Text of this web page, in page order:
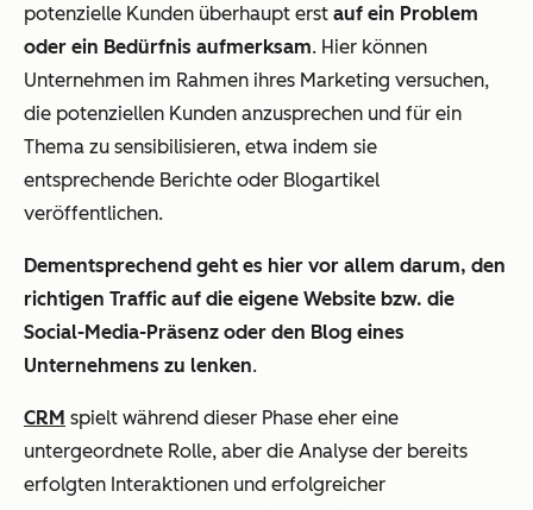
potenzielle Kunden überhaupt erst auf ein Problem
oder ein Bedürfnis aufmerksam. Hier können
Unternehmen im Rahmen ihres Marketing versuchen,
die potenziellen Kunden anzusprechen und für ein
Thema zu sensibilisieren, etwa indem sie
entsprechende Berichte oder Blogartikel
veröffentlichen.
Dementsprechend geht es hier vor allem darum, den
richtigen Traffic auf die eigene Website bzw. die
Social-Media-Präsenz oder den Blog eines
Unternehmens zu lenken.
CRM spielt während dieser Phase eher eine
untergeordnete Rolle, aber die Analyse der bereits
erfolgten Interaktionen und erfolgreicher